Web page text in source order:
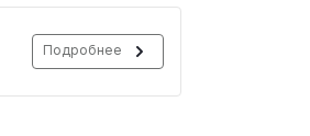
Подробнее